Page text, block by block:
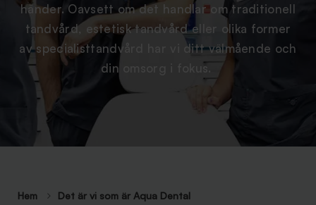
händer. Oavsett om det handlar om traditionell
tandvård, estetisk tandvård eller olika former
av specialisttandvård har vi ditt välmående och
din omsorg i fokus.
Hem Det är vi som är Aqua Dental